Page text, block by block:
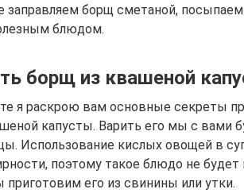
заправляем борщ сметаной,
блюдом.
борщ из квашеной
я раскрою вам основные секреты
капусты. Варить его мы с вами
Использование кислых овощей в
поэтому такое блюдо не
его из свинины или утки.